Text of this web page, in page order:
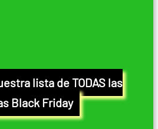
lista de TODAS las
Black Friday